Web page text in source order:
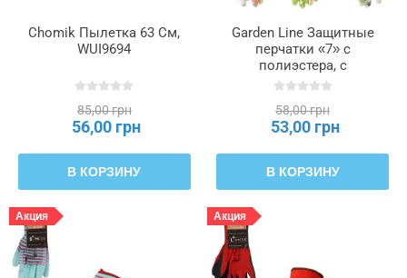
Chomik Пылетка 63 См,
WUI9694
85,00 грн
56,00 грн
В КОРЗИНУ
Garden Line Защитные
перчатки «7» с
полиэстера, с
полиуретановым
виде фруктов, IDA6874
58,00 грн
53,00 грн
В КОРЗИНУ
Акция Акция